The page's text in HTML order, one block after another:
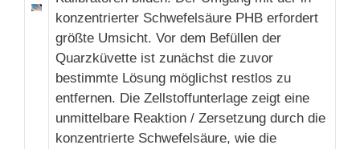
konzentrierter Schwefelsäure PHB erfordert
größte Umsicht. Vor dem Befüllen der
Quarzküvette ist zunächst die zuvor
bestimmte Lösung möglichst restlos zu
entfernen. Die Zellstoffunterlage zeigt eine
unmittelbare Reaktion / Zersetzung durch die
konzentrierte Schwefelsäure, wie die